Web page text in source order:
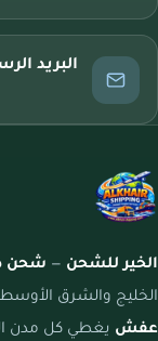
البريد
الخير للشحن — شحن
الخليج والشرق الأوسط
عفش يغطي كل مدن